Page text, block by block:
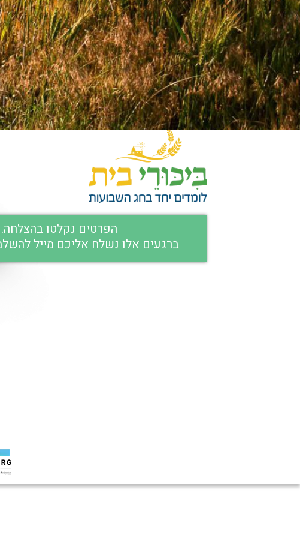
הפרטים נקלטו בהצלחה.
ברגעים אלו נשלח אליכם מייל